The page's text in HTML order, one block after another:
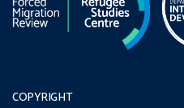
COPYRIGHT